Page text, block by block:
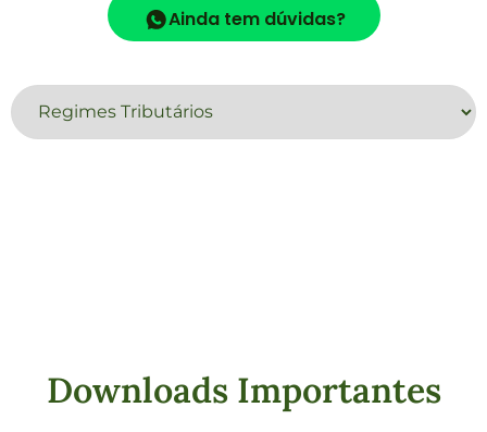
Ainda tem dúvidas?
Downloads Importantes